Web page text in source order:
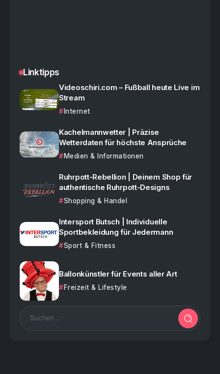
Linktipps
Videoschiri.com – Fußball heute Live im
Stream
Internet
Kachelmannwetter | Präzise
Wetterdaten für höchste Ansprüche
Medien & Informationen
Ruhrpott-Rebellion | Deinem Shop für
authentische Ruhrpott-Designs
Shopping & Handel
Intersport Butsch | Individuelle
Sportbekleidung für Jedermann
Sport & Fitness
Ballonkünstler für Events aller Art
Freizeit & Lifestyle